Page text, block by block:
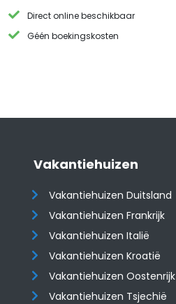
Direct online beschikbaar
Géén boekingskosten
Vakantiehuizen
Vakantiehuizen Duitsland
Vakantiehuizen Frankrijk
Vakantiehuizen Italië
Vakantiehuizen Kroatië
​​​​​​​Vakantiehuizen Oostenrijk
Vakantiehuizen Tsjechië